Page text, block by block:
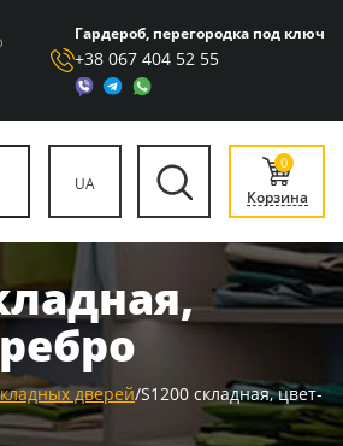
Гардероб, перегородка под ключ
+38 067 404 52 55
UA
0
Корзина
дверей/S1200 складная, цвет-